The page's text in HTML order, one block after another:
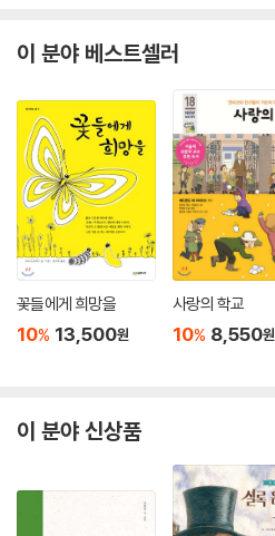
이 분야 베스트셀러
꽃들에게 희망을
10% 13,500원
사랑의 학교
10% 8,550원
이 분야 신상품